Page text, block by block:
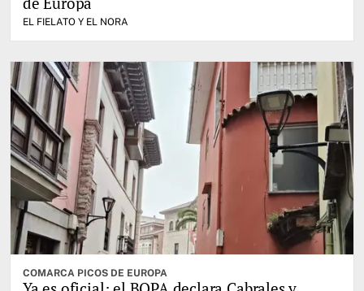
EL FIELATO Y EL NORA
COMARCA PICOS DE EUROPA